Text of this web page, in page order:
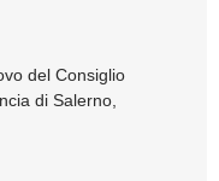
del Consiglio
di Salerno,